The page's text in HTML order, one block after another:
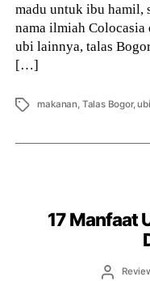
madu untuk ibu hamil,
nama ilmiah Colocasia
ubi lainnya, talas
[…]
Tags makanan, Talas Bogor,ubi
17 Manfaat
Post